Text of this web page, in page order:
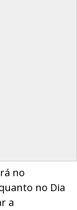
no
no Dia
a